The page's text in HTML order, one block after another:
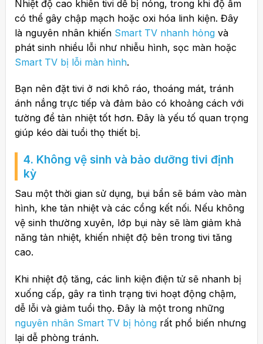
Nhiệt độ cao khiến tivi dễ bị nóng, trong khi độ ẩm
có thể gây chập mạch hoặc oxi hóa linh kiện. Đây
là nguyên nhân khiến Smart TV nhanh hỏngvà
phát sinh nhiều lỗi như nhiễu hình, sọc màn hoặc
Smart TV bị lỗi màn hình.
Bạn nên đặt tivi ở nơi khô ráo, thoáng mát, tránh
ánh nắng trực tiếp và đảm bảo có khoảng cách với
tường để tản nhiệt tốt hơn. Đây là yếu tố quan trọng
giúp kéo dài tuổi thọ thiết bị.
4. Không vệ sinh và bảo dưỡng tivi định
kỳ
Sau một thời gian sử dụng, bụi bẩn sẽ bám vào màn
hình, khe tản nhiệt và các cổng kết nối. Nếu không
vệ sinh thường xuyên, lớp bụi này sẽ làm giảm khả
năng tản nhiệt, khiến nhiệt độ bên trong tivi tăng
cao.
Khi nhiệt độ tăng, các linh kiện điện tử sẽ nhanh bị
xuống cấp, gây ra tình trạng tivi hoạt động chậm,
dễ lỗi và giảm tuổi thọ. Đây là một trong những
nguyên nhân Smart TV bị hỏngrất phổ biến nhưng
lại dễ phòng tránh.